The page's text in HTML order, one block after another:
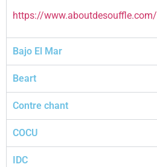
https://www.aboutdesouffle.com/
Bajo El Mar
Beart
Contre chant
COCU
IDC